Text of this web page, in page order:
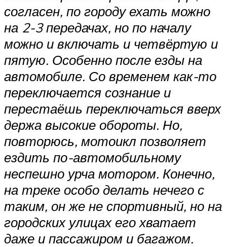
согласен, по городу ехать можно
на 2-3 передачах, но по началу
можно и включать и четвёртую и
пятую. Особенно после езды на
автомобиле. Со временем как-то
переключается сознание и
перестаёшь переключаться вверх
держа высокие обороты. Но,
повторюсь, мотоикл позволяет
ездить по-автомобильному
неспешно урча мотором. Конечно,
на треке особо делать нечего с
таким, он же не спортивный, но на
городских улицах его хватает
даже и пассажиром и багажом.